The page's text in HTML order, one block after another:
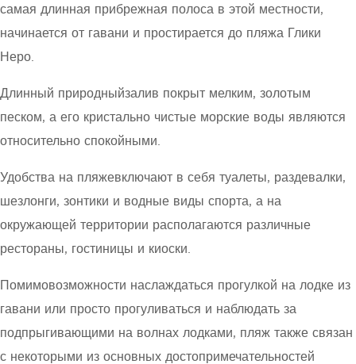
самая длинная прибрежная полоса в этой местности,
начинается от гавани и простирается до пляжа Глики
Неро.
Длинный природныйзалив покрыт мелким, золотым
песком, а его кристально чистые морские воды являются
относительно спокойными.
Удобства на пляжевключают в себя туалеты, раздевалки,
шезлонги, зонтики и водные виды спорта, а на
окружающей территории располагаются различные
рестораны, гостиницы и киоски.
Помимовозможности наслаждаться прогулкой на лодке из
гавани или просто прогуливаться и наблюдать за
подпрыгивающими на волнах лодками, пляж также связан
с некоторыми из основных достопримечательностей